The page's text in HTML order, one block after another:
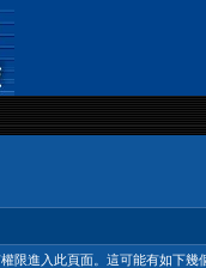
限進入此頁面。這可能有如下幾